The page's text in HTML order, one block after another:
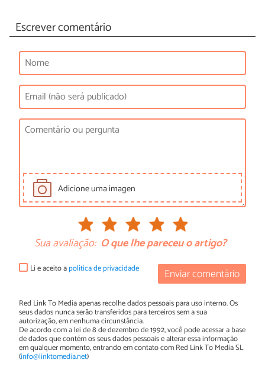
Escrever comentário
Adicione uma imagen
Sua avaliação: O que lhe pareceu o artigo?
Enviar comentário
Li e aceito apolítica de privacidade
Red Link To Media apenas recolhe dados pessoais para uso interno. Os
seus dados nunca serão transferidos para terceiros sem a sua
autorização, em nenhuma circunstância.
De acordo com a lei de 8 de dezembro de 1992, você pode acessar a base
de dados que contém os seus dados pessoais e alterar essa informação
em qualquer momento, entrando em contato com Red Link To Media SL
(info@linktomedia.net)